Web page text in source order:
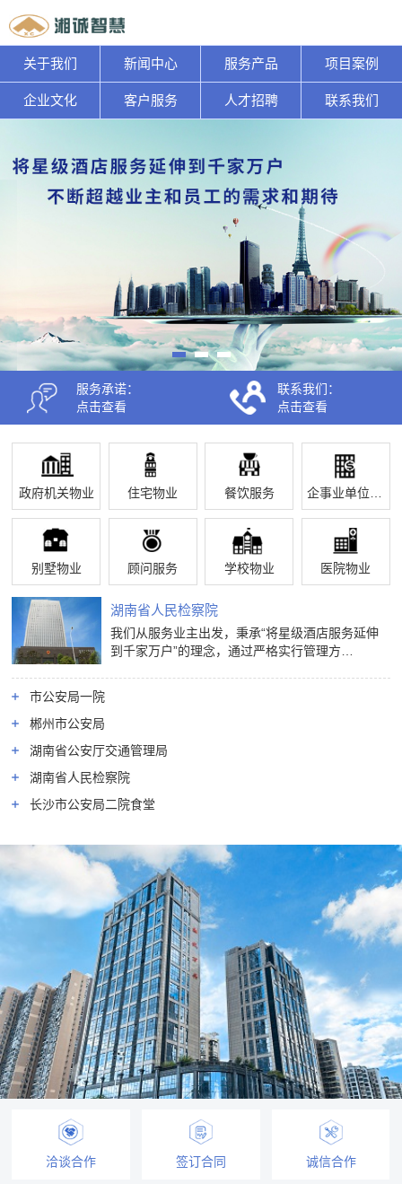
关于我们 新闻中心 服务产品 项目案例
企业文化 客户服务 人才招聘 联系我们
服务承诺：
点击查看
联系我们：
点击查看
政府机关物业 住宅物业 餐饮服务
别墅物业 顾问服务 学校物业 医院物业
湖南省人民检察院
我们从服务业主出发，秉承“将星级酒店服务延伸
到千家万户”的理念，通过严格实行管理方…
市公安局一院
郴州市公安局
湖南省公安厅交通管理局
湖南省人民检察院
长沙市公安局二院食堂
洽谈合作 签订合同 诚信合作